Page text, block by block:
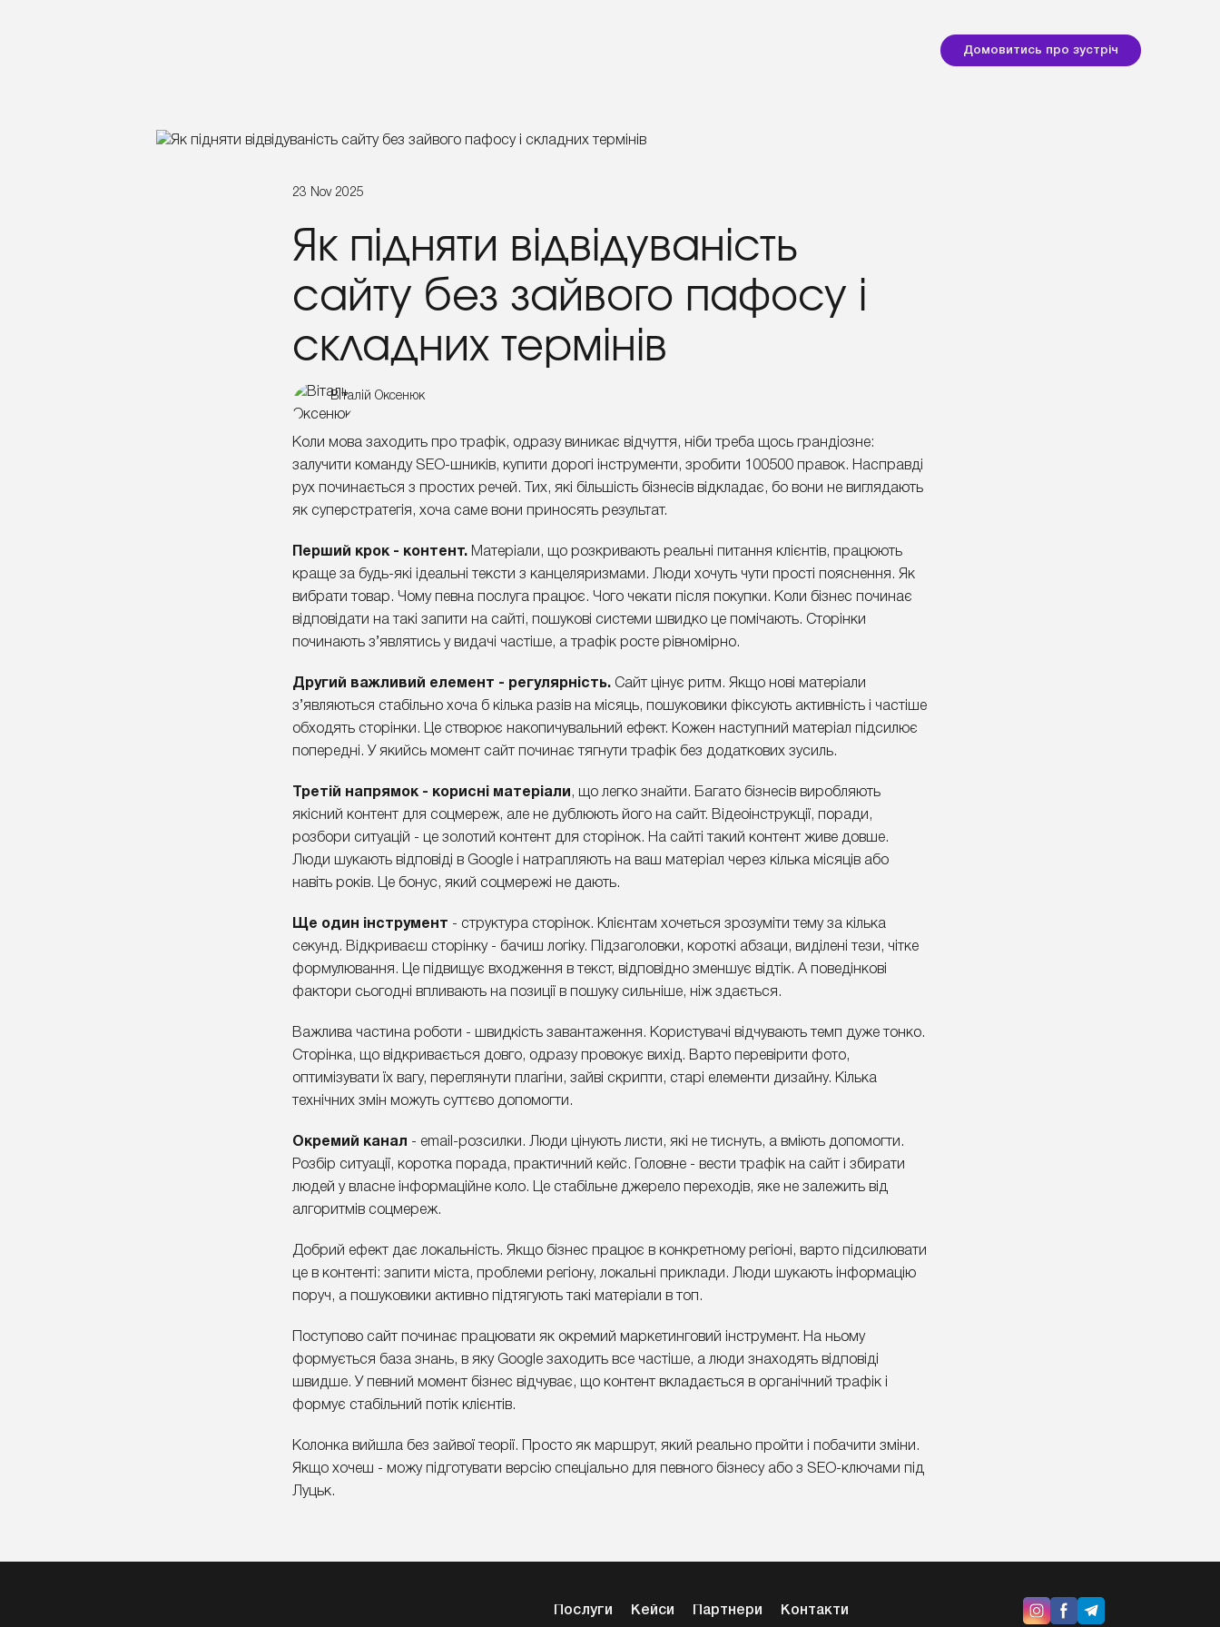
Домовитись про зустріч
23 Nov 2025
Як підняти відвідуваність
сайту без зайвого пафосу і
складних термінів
Віталій Оксенюк
Коли мова заходить про трафік, одразу виникає відчуття, ніби треба щось грандіозне:
залучити команду SEO-шників, купити дорогі інструменти, зробити 100500 правок. Насправді
рух починається з простих речей. Тих, які більшість бізнесів відкладає, бо вони не виглядають
як суперстратегія, хоча саме вони приносять результат.
Перший крок - контент. Матеріали, що розкривають реальні питання клієнтів, працюють
краще за будь-які ідеальні тексти з канцеляризмами. Люди хочуть чути прості пояснення. Як
вибрати товар. Чому певна послуга працює. Чого чекати після покупки. Коли бізнес починає
відповідати на такі запити на сайті, пошукові системи швидко це помічають. Сторінки
починають з’являтись у видачі частіше, а трафік росте рівномірно.
Другий важливий елемент - регулярність. Сайт цінує ритм. Якщо нові матеріали
з’являються стабільно хоча б кілька разів на місяць, пошуковики фіксують активність і частіше
обходять сторінки. Це створює накопичувальний ефект. Кожен наступний матеріал підсилює
попередні. У якийсь момент сайт починає тягнути трафік без додаткових зусиль.
Третій напрямок - корисні матеріали , що легко знайти. Багато бізнесів виробляють
якісний контент для соцмереж, але не дублюють його на сайт. Відеоінструкції, поради,
розбори ситуацій - це золотий контент для сторінок. На сайті такий контент живе довше.
Люди шукають відповіді в Google і натрапляють на ваш матеріал через кілька місяців або
навіть років. Це бонус, який соцмережі не дають.
Ще один інструмент - структура сторінок. Клієнтам хочеться зрозуміти тему за кілька
секунд. Відкриваєш сторінку - бачиш логіку. Підзаголовки, короткі абзаци, виділені тези, чітке
формулювання. Це підвищує входження в текст, відповідно зменшує відтік. А поведінкові
фактори сьогодні впливають на позиції в пошуку сильніше, ніж здається.
Важлива частина роботи - швидкість завантаження. Користувачі відчувають темп дуже тонко.
Сторінка, що відкривається довго, одразу провокує вихід. Варто перевірити фото,
оптимізувати їх вагу, переглянути плагіни, зайві скрипти, старі елементи дизайну. Кілька
технічних змін можуть суттєво допомогти.
Окремий канал - email-розсилки. Люди цінують листи, які не тиснуть, а вміють допомогти.
Розбір ситуації, коротка порада, практичний кейс. Головне - вести трафік на сайт і збирати
людей у власне інформаційне коло. Це стабільне джерело переходів, яке не залежить від
алгоритмів соцмереж.
Добрий ефект дає локальність. Якщо бізнес працює в конкретному регіоні, варто підсилювати
це в контенті: запити міста, проблеми регіону, локальні приклади. Люди шукають інформацію
поруч, а пошуковики активно підтягують такі матеріали в топ.
Поступово сайт починає працювати як окремий маркетинговий інструмент. На ньому
формується база знань, в яку Google заходить все частіше, а люди знаходять відповіді
швидше. У певний момент бізнес відчуває, що контент вкладається в органічний трафік і
формує стабільний потік клієнтів.
Колонка вийшла без зайвої теорії. Просто як маршрут, який реально пройти і побачити зміни.
Якщо хочеш - можу підготувати версію спеціально для певного бізнесу або з SEO-ключами під
Луцьк.
Послуги Кейси Партнери Контакти